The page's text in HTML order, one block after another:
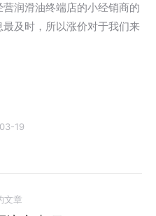
润滑油终端店的小经销商的
及时，所以涨价对于我们来
19
文章